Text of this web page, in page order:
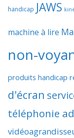
handicap JAWS
machine à lire
non-
produits handicap
d'écran
téléphonie